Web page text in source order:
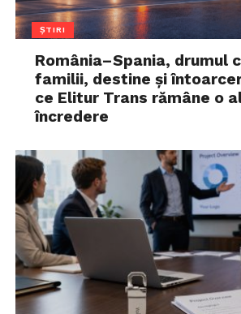
ȘTIRI
România–Spania, drumul
familii, destine și
ce Elitur Trans rămâne o
încredere